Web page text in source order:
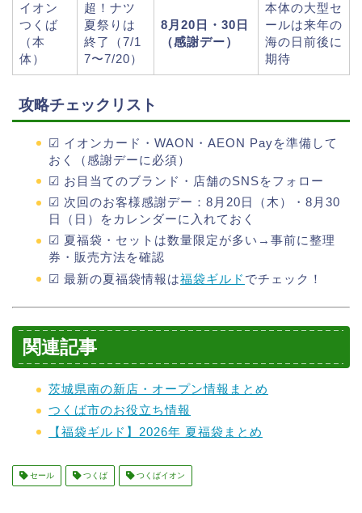
イオン
つくば
（本
体）
超！ナツ
夏祭りは
終了（7/1
7〜7/20）
8月20日・30日
（感謝デー）
本体の大型セ
ールは来年の
海の日前後に
期待
攻略チェックリスト
☑ イオンカード・WAON・AEON Payを準備して
おく（感謝デーに必須）
☑ お目当てのブランド・店舗のSNSをフォロー
☑ 次回のお客様感謝デー：8月20日（木）・8月30
日（日）をカレンダーに入れておく
☑ 夏福袋・セットは数量限定が多い→事前に整理
券・販売方法を確認
☑ 最新の夏福袋情報は福袋ギルド でチェック！
関連記事
茨城県南の新店・オープン情報まとめ
つくば市のお役立ち情報
【福袋ギルド】2026年 夏福袋まとめ
セール つくば つくばイオン